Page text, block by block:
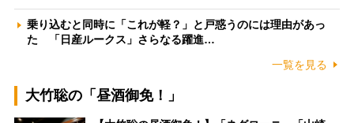
乗り込むと同時に「これが軽？」と戸惑うのには理由があっ
た 「日産ルークス」さらなる躍進…
一覧を見る
大竹聡の「昼酒御免！」